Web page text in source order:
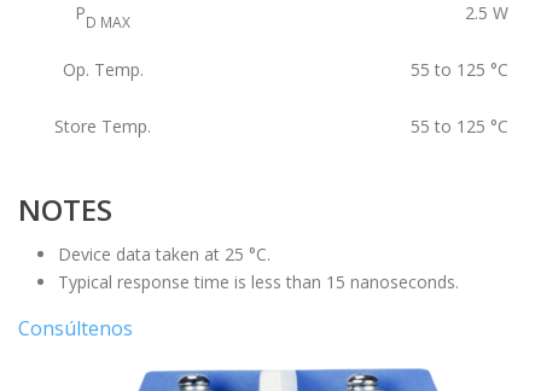
PD MAX 2.5 W
Op. Temp. 55 to 125 °C
Store Temp. 55 to 125 °C
NOTES
Device data taken at 25 °C.
Typical response time is less than 15 nanoseconds.
Consúltenos